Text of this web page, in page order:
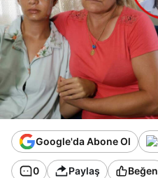
Google'da Abone Ol
0 Paylaş Beğen